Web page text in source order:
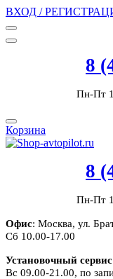
ВХОД /
8
Пн-Пт
Корзина
8
Пн-Пт
Офис: Москва, ул.
Сб 10.00-17.00
Установочный сервис
Вс 09.00-21.00, по